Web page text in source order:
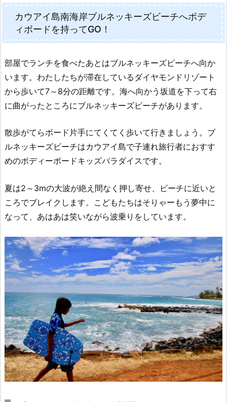
カウアイ島南海岸ブルネッキーズビーチへボデ
ィボードを持ってGO！
部屋でランチを食べたあとはブルネッキーズビーチへ向か
います。わたしたちが滞在しているダイヤモンドリゾート
から歩いて7～8分の距離です。海へ向かう坂道を下って右
に曲がったところにブルネッキーズビーチがあります。
散歩がてらボード片手にてくてく歩いて行きましょう。ブ
ルネッキーズビーチはカウアイ島で子連れ旅行者におすす
めのボディーボードキッズパラダイスです。
夏は2～3mの大波が絶え間なく押し寄せ、ビーチに近いと
ころでブレイクします。こどもたちはそりゃーもう夢中に
なって、あはあは笑いながら波乗りをしています。